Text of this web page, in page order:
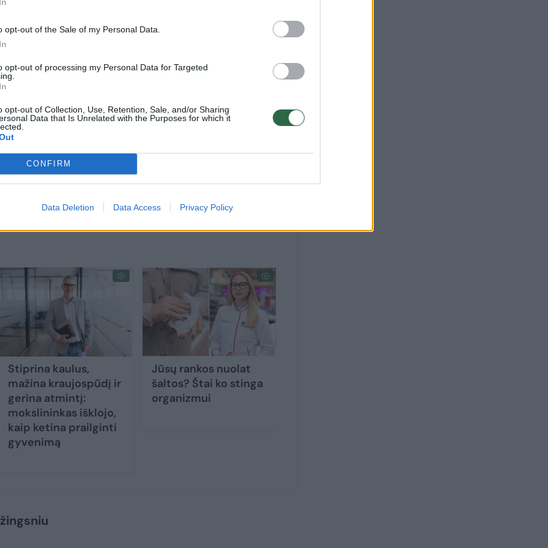
opt-out of the Sale of my Personal Data.
opt-out of processing my Personal Data for Targeted
opt-out of Collection, Use, Retention, Sale, and/or Sharing
Data that Is Unrelated with the Purposes for which it
CONFIRM
Data Deletion Data Access Privacy Policy
naudą vyresniems nei 50 žmonėms?
kurios atitinka jų dabartinį fizinį pasirengimą, bet
išlaikyti ar pagerinti mobilumo ir savijautos
Jis išskyrė 6 fizinės veiklos formas:
Stiprina kaulus,
mažina kraujospūdį ir
gerina atmintį:
mokslininkas išklojo,
kaip ketina prailginti
gyvenimą
Jūsų rankos nuolat
šaltos? Štai ko stinga
organizmui